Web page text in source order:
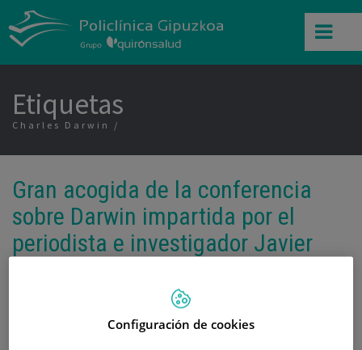
Etiquetas
Charles Darwin
Gran acogida de la conferencia
sobre Darwin impartida por el
periodista e investigador Javier
Fundazioa / Fundación Policlínica
Configuración de cookies